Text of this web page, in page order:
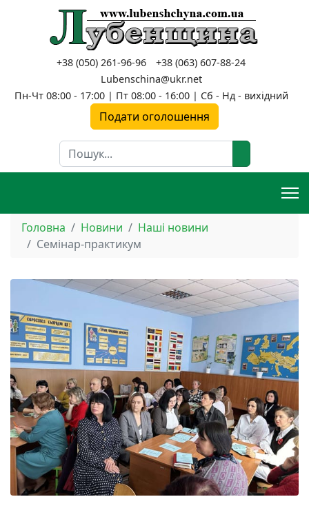
+38 (050) 261-96-96
+38 (063) 607-88-24
Lubenschina@ukr.net
Пн-Чт 08:00 - 17:00 | Пт 08:00 - 16:00 | Сб - Нд - вихідний
Подати оголошення
Пошук
Головна Новини
Наші новини
Семінар-практикум